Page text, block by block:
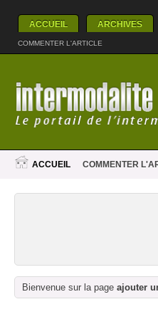
ACCUEIL ARCHIVES
COMMENTER L'ARTICLE
ACCUEIL COMMENTER
Bienvenue sur la page ajouter